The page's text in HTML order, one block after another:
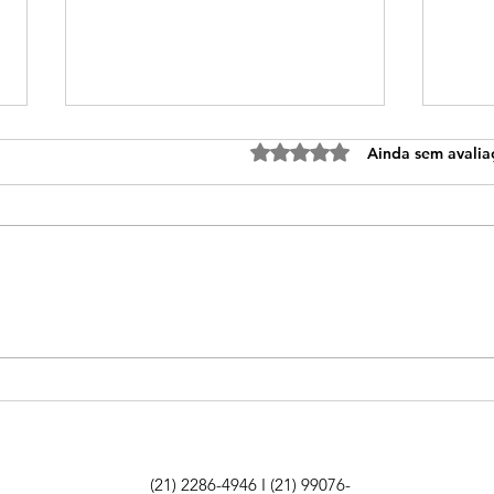
protagonismo dos alunos
Avaliado com 0 de 5
Ainda sem
(21) 2286-4946 I (21) 99076-